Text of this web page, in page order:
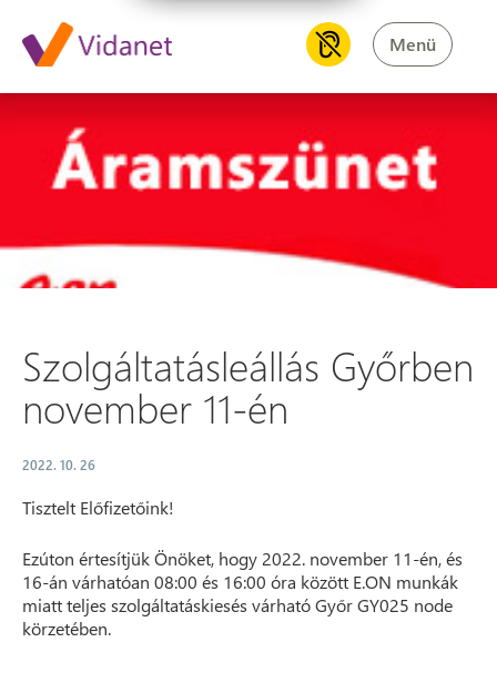
Menü
Szolgáltatásleállás Győrben
Szolgáltatásleállás Győrben
november 11-én
2022. 10. 26
Tisztelt Előfizetőink!
Ezúton értesítjük Önöket, hogy 2022. november 11-én, és
16-án várhatóan 08:00 és 16:00 óra között E.ON munkák
miatt teljes szolgáltatáskiesés várható Győr GY025 node
körzetében.